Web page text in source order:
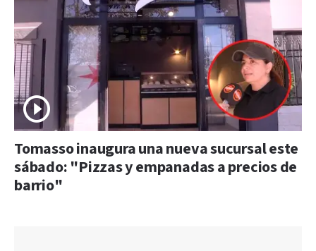
Tomasso inaugura una nueva sucursal este
sábado: "Pizzas y empanadas a precios de
barrio"